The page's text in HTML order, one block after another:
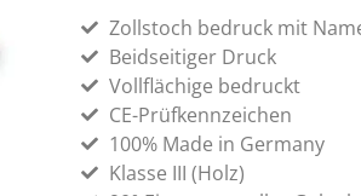
Zollstoch bedruck mit
Beidseitiger Druck
Vollflächige bedruckt
CE-Prüfkennzeichen
100% Made in Germany
Klasse III (Holz)